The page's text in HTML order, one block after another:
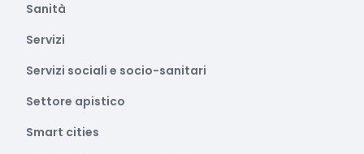
Sanità
Servizi
Servizi sociali e socio-sanitari
Settore apistico
Smart cities